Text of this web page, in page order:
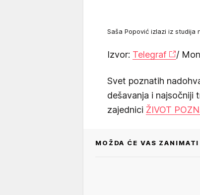
Saša Popović izlazi iz studija
Izvor: Telegraf /
Svet poznatih
dešavanja i najsočniji
zajednici ŽIVOT
MOŽDA ĆE VAS ZANIMATI